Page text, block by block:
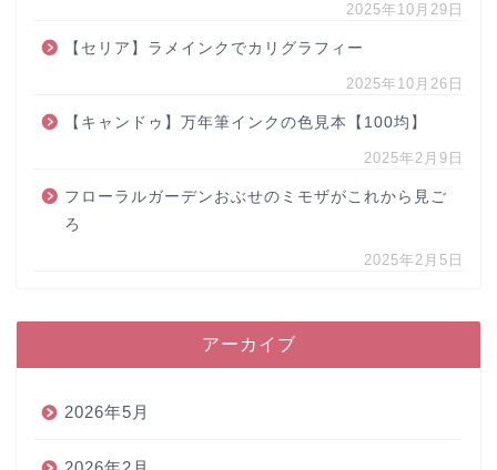
2025年10月29日
【セリア】ラメインクでカリグラフィー
2025年10月26日
【キャンドゥ】万年筆インクの色見本【100均】
2025年2月9日
フローラルガーデンおぶせのミモザがこれから見ご
ろ
2025年2月5日
アーカイブ
2026年5月